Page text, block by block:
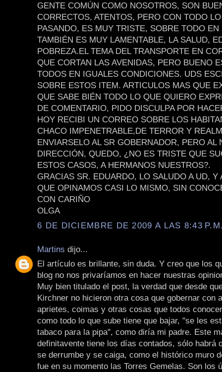
GENTE COMÚN COMO NOSOTROS, SON
CORRECTOS, ATENTOS, PERO CON TODO
PASANDO, ES MUY TRISTE, SOBRE TODO
TAMBIÉN ES MUY LAMENTABLE, LA SALUD,
POBREZA.EL TEMA DEL TRANSPORTE EN
QUE CORTAN LAS AVENIDAS, PERO BUENO
TODOS EN IGUALES CONDICIONES. UDS
SOBRE ESTOS ITEM. ARTICULOS MAS QUE
QUE SABE BIÉN TODO LO QUE QUIERO
DE COMENTARIO, PIDO DISCULPA POR
HOY RECIBI UN CORREO SOBRE LOS
CHACO IMPENETRABLE,DE TERROR Y
ENVIARSELO AL SR GOBERNADOR, PERO AL
DIRECCIÓN, QUEDO, ¿NO ES TRISTE QUE
ESTOS CASOS, A HERMANOS NUESTROS?.
GRACIAS SR. EDUARDO, LO SALUDO A UD, Y
QUE OPINAMOS CASI LO MISMO, SIN
CON CARIÑO
OLGA
6 DE DICIEMBRE DE 2009 A LAS 8:43
Martins dijo...
El artículo es brillante, sin duda. Y creo que los
blog no nos privaríamos en hacer nuestras
Muy bien titulado el post, la verdad que desde
Kirchner no hicieron otra cosa que gobernar con
aprietes, coimas y otras cosas que todos
como todo lo que sube tiene que bajar, "se les
tabaco para la pipa", como diría mi padre. Este
definitavente tiene los días contados, sólo habrá
se derrumbe y se caiga, como el histórico muro
fue en su momento las Torres Gemelas. Son los